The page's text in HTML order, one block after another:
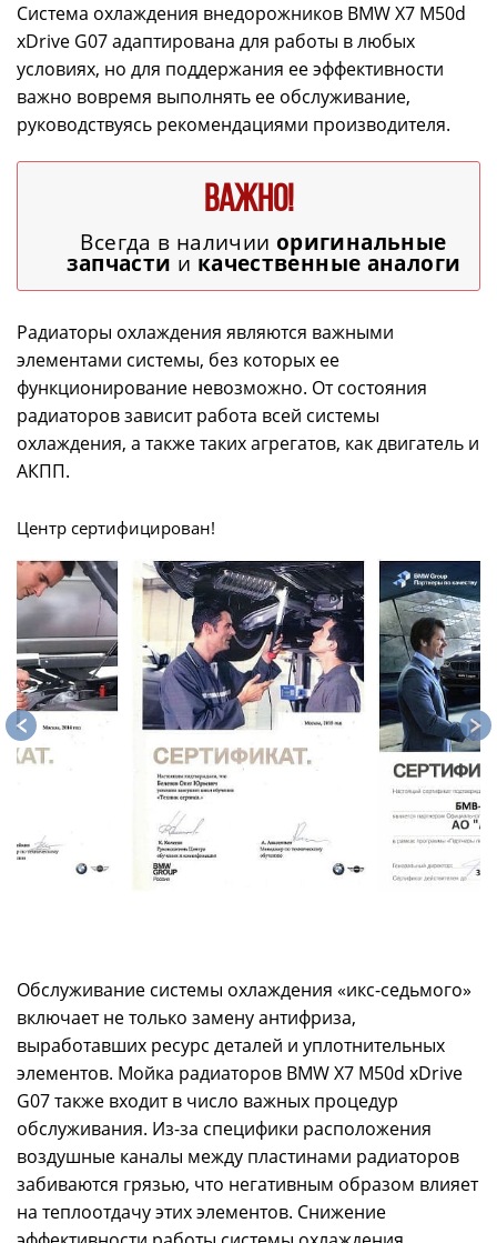
Система охлаждения внедорожников BMW X7 M50d
xDrive G07 адаптирована для работы в любых
условиях, но для поддержания ее эффективности
важно вовремя выполнять ее обслуживание,
руководствуясь рекомендациями производителя.
ВАЖНО!
Всегда в наличии оригинальные
запчасти и качественные аналоги
Радиаторы охлаждения являются важными
элементами системы, без которых ее
функционирование невозможно. От состояния
радиаторов зависит работа всей системы
охлаждения, а также таких агрегатов, как двигатель и
АКПП.
Центр сертифицирован!
Обслуживание системы охлаждения «икс-седьмого»
включает не только замену антифриза,
выработавших ресурс деталей и уплотнительных
элементов. Мойка радиаторов BMW X7 M50d xDrive
G07 также входит в число важных процедур
обслуживания. Из-за специфики расположения
воздушные каналы между пластинами радиаторов
забиваются грязью, что негативным образом влияет
на теплоотдачу этих элементов. Снижение